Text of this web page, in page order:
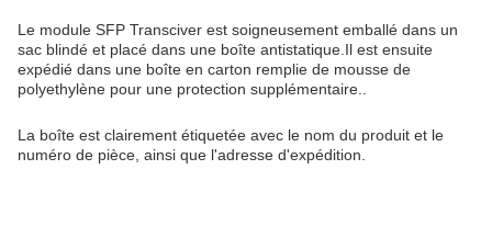
Le module SFP Transciver est soigneusement emballé dans un
sac blindé et placé dans une boîte antistatique.Il est ensuite
expédié dans une boîte en carton remplie de mousse de
polyethylène pour une protection supplémentaire..
La boîte est clairement étiquetée avec le nom du produit et le
numéro de pièce, ainsi que l'adresse d'expédition.